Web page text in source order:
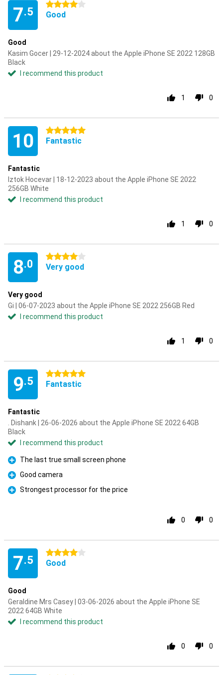
7.5
4 stars
Good
Good
Kasim Gocer | 29-12-2024 about the Apple iPhone SE 2022 128GB
Black
I recommend this product
1 0
10 5 stars
Fantastic
Fantastic
Iztok Hocevar | 18-12-2023 about the Apple iPhone SE 2022
256GB White
I recommend this product
1 0
8.0
4 stars
Very good
Very good
Gi | 06-07-2023 about the Apple iPhone SE 2022 256GB Red
I recommend this product
1 0
9.5
5 stars
Fantastic
Fantastic
. Dishank | 26-06-2026 about the Apple iPhone SE 2022 64GB
Black
I recommend this product
Pro
The last true small screen phone
Pro
Good camera
Pro
Strongest processor for the price
0 0
7.5
4 stars
Good
Good
Geraldine Mrs Casey | 03-06-2026 about the Apple iPhone SE
2022 64GB White
I recommend this product
0 0